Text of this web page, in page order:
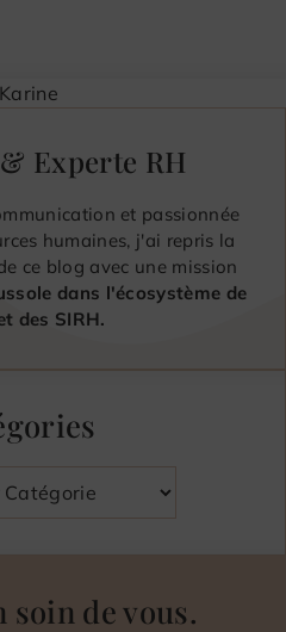
Experte RH
et passionnée
humaines, j'ai repris la
ce blog avec une mission
dans l'écosystème de
des SIRH.
soin de vous.